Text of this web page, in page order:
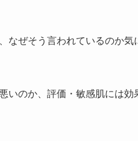
なぜそう言われているのか気
いのか、評価・敏感肌には効